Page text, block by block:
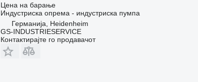
Цена на барање
Индустриска опрема - индустриска пумпа
Германија, Heidenheim
GS-INDUSTRIESERVICE
Контактирајте го продавачот